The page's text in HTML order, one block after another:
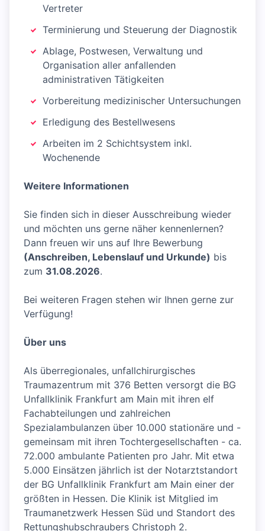
Vertreter
Terminierung und Steuerung der Diagnostik
Ablage, Postwesen, Verwaltung und
Organisation aller anfallenden
administrativen Tätigkeiten
Vorbereitung medizinischer Untersuchungen
Erledigung des Bestellwesens
Arbeiten im 2 Schichtsystem inkl.
Wochenende
Weitere Informationen
Sie finden sich in dieser Ausschreibung wieder
und möchten uns gerne näher kennenlernen?
Dann freuen wir uns auf Ihre Bewerbung
(Anschreiben, Lebenslauf und Urkunde) bis
zum 31.08.2026.
Bei weiteren Fragen stehen wir Ihnen gerne zur
Verfügung!
Über uns
Als überregionales, unfallchirurgisches
Traumazentrum mit 376 Betten versorgt die BG
Unfallklinik Frankfurt am Main mit ihren elf
Fachabteilungen und zahlreichen
Spezialambulanzen über 10.000 stationäre und -
gemeinsam mit ihren Tochtergesellschaften - ca.
72.000 ambulante Patienten pro Jahr. Mit etwa
5.000 Einsätzen jährlich ist der Notarztstandort
der BG Unfallklinik Frankfurt am Main einer der
größten in Hessen. Die Klinik ist Mitglied im
Traumanetzwerk Hessen Süd und Standort des
Rettungshubschraubers Christoph 2.